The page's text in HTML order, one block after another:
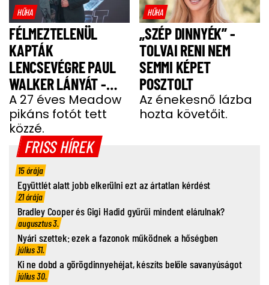
HŰHA
FÉLMEZTELENÜL
KAPTÁK
LENCSEVÉGRE PAUL
WALKER LÁNYÁT -
FOTÓ
A 27 éves Meadow
pikáns fotót tett
közzé.
HŰHA
„SZÉP DINNYÉK” -
TOLVAI RENI NEM
SEMMI KÉPET
POSZTOLT
Az énekesnő lázba
hozta követőit.
FRISS HÍREK
15 órája
Együttlét alatt jobb elkerülni ezt az ártatlan kérdést
21 órája
Bradley Cooper és Gigi Hadid gyűrűi mindent elárulnak?
augusztus 3.
Nyári szettek: ezek a fazonok működnek a hőségben
július 31.
Ki ne dobd a görögdinnyehéjat, készíts belőle savanyúságot
július 30.